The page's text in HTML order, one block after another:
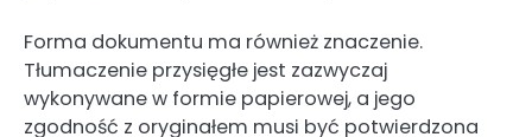
Forma dokumentu ma również znaczenie.
Tłumaczenie przysięgłe jest zazwyczaj
wykonywane w formie papierowej, a jego
zgodność z oryginałem musi być potwierdzona